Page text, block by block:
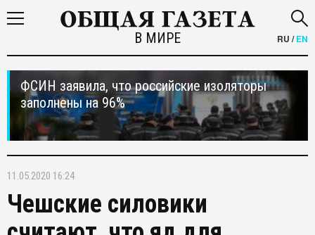
В МИРЕ RU /EN
ФСИН заявила, что российские изоляторы
заполнены на 96%
11.05.2020 16:24
Чешские силовики